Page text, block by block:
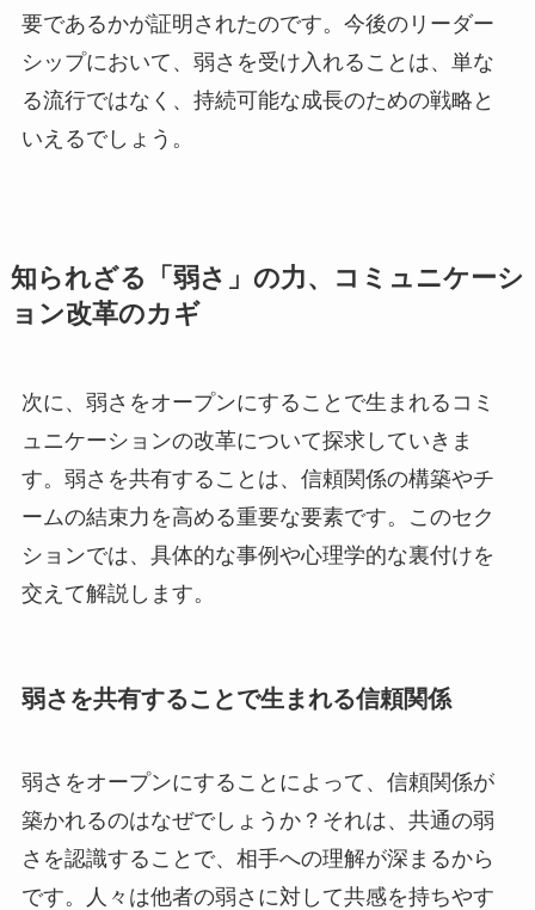
要であるかが証明されたのです。今後のリーダー
シップにおいて、弱さを受け入れることは、単な
る流行ではなく、持続可能な成長のための戦略と
いえるでしょう。
知られざる「弱さ」の力、コミュニケーシ
ョン改革のカギ
次に、弱さをオープンにすることで生まれるコミ
ュニケーションの改革について探求していきま
す。弱さを共有することは、信頼関係の構築やチ
ームの結束力を高める重要な要素です。このセク
ションでは、具体的な事例や心理学的な裏付けを
交えて解説します。
弱さを共有することで生まれる信頼関係
弱さをオープンにすることによって、信頼関係が
築かれるのはなぜでしょうか？それは、共通の弱
さを認識することで、相手への理解が深まるから
です。人々は他者の弱さに対して共感を持ちやす